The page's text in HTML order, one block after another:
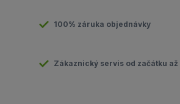
100% záruka objednávky
Zákaznický servis od začátku až